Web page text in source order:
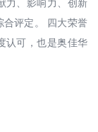
力、影响力、创新
合评定。 四大荣誉
认可，也是奥佳华